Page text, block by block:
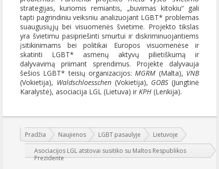
strategijas, kuriomis remiantis, „buvimas kitokiu“ gali
tapti pagrindiniu veiksniu analizuojant LGBT* problemas
suaugusiųjų bei visuomenės švietime. Projekto tikslas
yra švietimu pasipriešinti smurtui ir diskriminuojantiems
įsitikinimams bei politikai Europos visuomenėse ir
skatinti LGBT* asmenų aktyvų pilietiškumą ir
dalyvavimą priimant sprendimus. Projekte dalyvauja
šešios LGBT* teisių organizacijos: MGRM (Malta), VNB
(Vokietija), Waldschloesschen(Vokietija), GOBS (Jungtinė
Karalystė), asociacija LGL (Lietuva) ir KPH (Lenkija).
Jūs esate čia:
Pradžia Naujienos LGBT pasaulyje
Lietuvoje
Asociacijos LGL atstovai susitiko su Maltos Respublikos
Prezidente